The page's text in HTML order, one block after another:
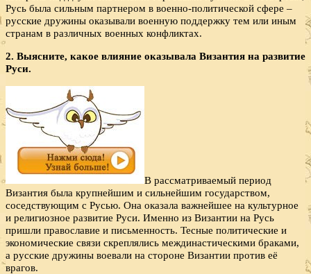
Русь была сильным партнером в военно-политической сфере –
русские дружины оказывали военную поддержку тем или иным
странам в различных военных конфликтах.
2. Выясните, какое влияние оказывала Византия на развитие
Руси.
В рассматриваемый период
Византия была крупнейшим и сильнейшим государством,
соседствующим с Русью. Она оказала важнейшее на культурное
и религиозное развитие Руси. Именно из Византии на Русь
пришли православие и письменность. Тесные политические и
экономические связи скреплялись междинастическими браками,
а русские дружины воевали на стороне Византии против её
врагов.